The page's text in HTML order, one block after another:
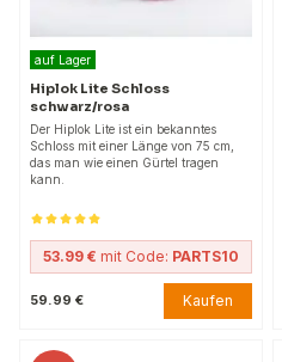
auf Lager
Hiplok Lite Schloss
schwarz/rosa
Der Hiplok Lite ist ein bekanntes
Schloss mit einer Länge von 75 cm,
das man wie einen Gürtel tragen
kann.
53.99 € mit Code: PARTS10
59.99 € Kaufen